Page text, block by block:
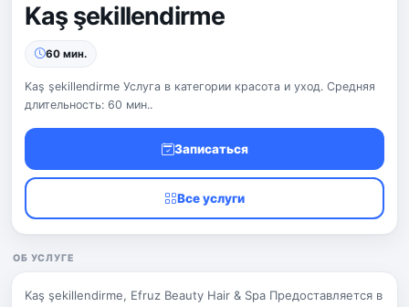
Kaş şekillendirme
60 мин.
Kaş şekillendirme Услуга в категории красота и уход. Средняя
длительность: 60 мин..
Записаться
Все услуги
ОБ УСЛУГЕ
Kaş şekillendirme, Efruz Beauty Hair & Spa Предоставляется в